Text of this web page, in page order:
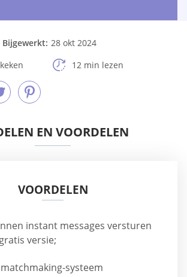
Bijgewerkt: 28 okt 2024
12 min lezen
EN VOORDELEN
VOORDELEN
instant messages versturen
versie;
systeem